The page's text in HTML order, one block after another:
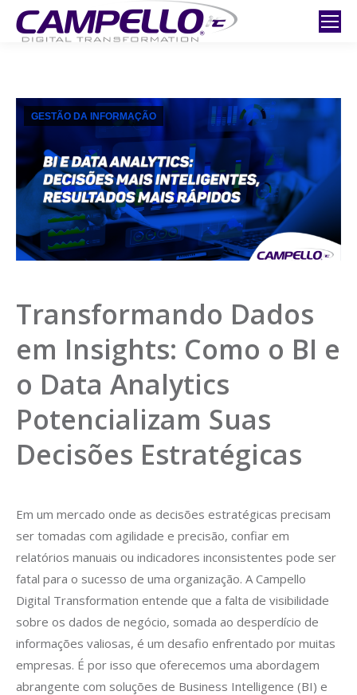
GESTÃO DA INFORMAÇÃO
Transformando Dados
em Insights: Como o BI e
o Data Analytics
Potencializam Suas
Decisões Estratégicas
Em um mercado onde as decisões estratégicas precisam
ser tomadas com agilidade e precisão, confiar em
relatórios manuais ou indicadores inconsistentes pode ser
fatal para o sucesso de uma organização. A Campello
Digital Transformation entende que a falta de visibilidade
sobre os dados de negócio, somada ao desperdício de
informações valiosas, é um desafio enfrentado por muitas
empresas. É por isso que oferecemos uma abordagem
abrangente com soluções de Business Intelligence (BI) e